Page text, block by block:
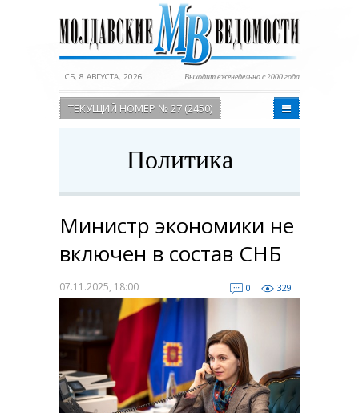
СБ, 8 АВГУСТА, 2026 Выходит еженедельно с 2000 года
ТЕКУЩИЙ НОМЕР № 27 (2450)
Политика
Министр экономики не
включен в состав СНБ
07.11.2025, 18:00 0 329